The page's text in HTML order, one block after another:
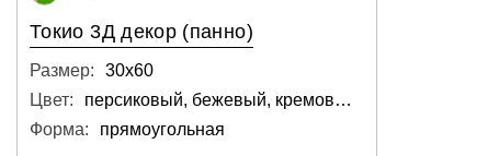
Токио 3Д декор (панно)
Размер:
30х60
Цвет:
персиковый, бежевый, кремовый, розовый, светлый
Форма:
прямоугольная